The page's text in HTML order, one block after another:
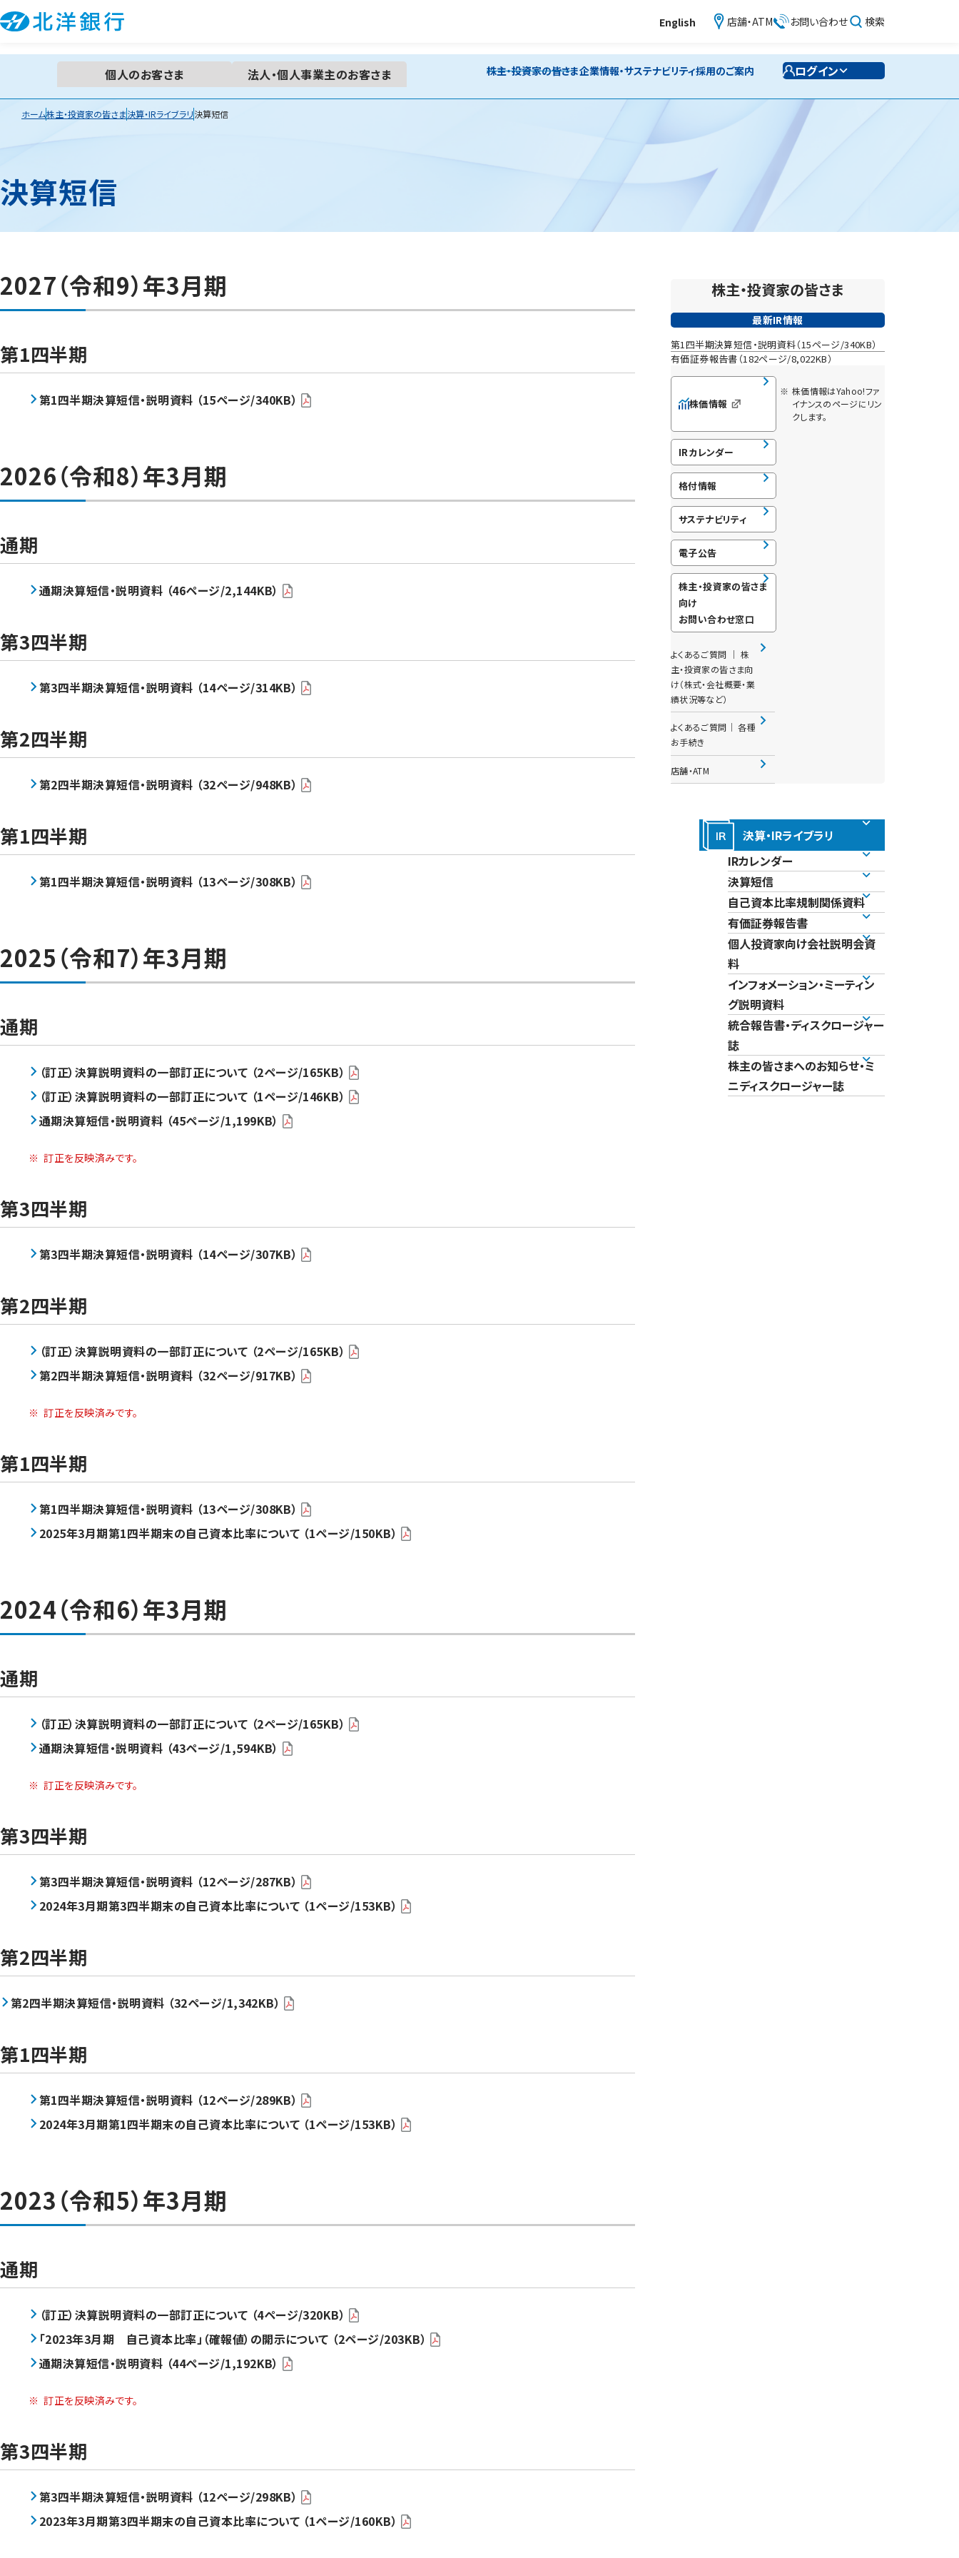
English 店舗・ATM お問い合わせ 検索
個人のお客さま 法人・個人事業主のお客さま 株主・投資家の皆さま企業情報・サステナビリティ採用のご案内 ログイン
ホーム株主・投資家の皆さま決算・IRライブラリ決算短信
決算短信
2027（令和9）年3月期
第1四半期
第1四半期決算短信・説明資料 （15ページ/340KB）
2026（令和8）年3月期
通期
通期決算短信・説明資料 （46ページ/2,144KB）
第3四半期
第3四半期決算短信・説明資料 （14ページ/314KB）
第2四半期
第2四半期決算短信・説明資料 （32ページ/948KB）
第1四半期
第1四半期決算短信・説明資料 （13ページ/308KB）
2025（令和7）年3月期
通期
（訂正）決算説明資料の一部訂正について （2ページ/165KB）
（訂正）決算説明資料の一部訂正について （1ページ/146KB）
通期決算短信・説明資料 （45ページ/1,199KB）
※ 訂正を反映済みです。
第3四半期
第3四半期決算短信・説明資料 （14ページ/307KB）
第2四半期
（訂正）決算説明資料の一部訂正について （2ページ/165KB）
第2四半期決算短信・説明資料 （32ページ/917KB）
※ 訂正を反映済みです。
第1四半期
第1四半期決算短信・説明資料 （13ページ/308KB）
2025年3月期第1四半期末の自己資本比率について （1ページ/150KB）
2024（令和6）年3月期
通期
（訂正）決算説明資料の一部訂正について （2ページ/165KB）
通期決算短信・説明資料 （43ページ/1,594KB）
※ 訂正を反映済みです。
第3四半期
第3四半期決算短信・説明資料 （12ページ/287KB）
2024年3月期第3四半期末の自己資本比率について （1ページ/153KB）
第2四半期
第2四半期決算短信・説明資料 （32ページ/1,342KB）
第1四半期
第1四半期決算短信・説明資料 （12ページ/289KB）
2024年3月期第1四半期末の自己資本比率について （1ページ/153KB）
2023（令和5）年3月期
通期
（訂正）決算説明資料の一部訂正について （4ページ/320KB）
「2023年3月期 自己資本比率」（確報値）の開示について （2ページ/203KB）
通期決算短信・説明資料 （44ページ/1,192KB）
※ 訂正を反映済みです。
第3四半期
第3四半期決算短信・説明資料 （12ページ/298KB）
2023年3月期第3四半期末の自己資本比率について （1ページ/160KB）
株主・投資家の皆さま
最新IR情報
第1四半期決算短信・説明資料（15ページ/340KB）
有価証券報告書（182ページ/8,022KB）
株価情報
※ 株価情報はYahoo!ファ
イナンスのページにリン
クします。
IRカレンダー
格付情報
サステナビリティ
電子公告
株主・投資家の皆さま
向け
お問い合わせ窓口
よくあるご質問 │ 株
主・投資家の皆さま向
け（株式・会社概要・業
績状況等など）
よくあるご質問│ 各種
お手続き
店舗・ATM
決算・IRライブラリ
IRカレンダー
決算短信
自己資本比率規制関係資料
有価証券報告書
個人投資家向け会社説明会資
料
インフォメーション・ミーティン
グ説明資料
統合報告書・ディスクロージャー
誌
株主の皆さまへのお知らせ・ミ
ニディスクロージャー誌